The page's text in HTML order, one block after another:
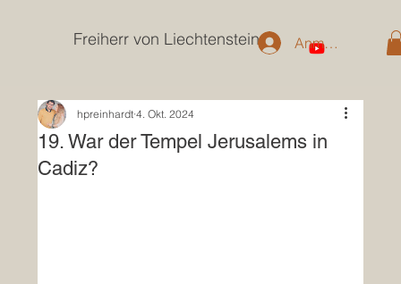
Freiherr von Liechtenstein Anmelden
19. War der Tempel Jerusalems in
Cadiz?
hpreinhardt 4. Okt. 2024